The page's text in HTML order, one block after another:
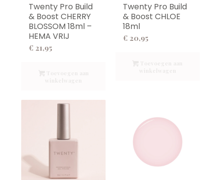
Twenty Pro Build
& Boost CHERRY
BLOSSOM 18ml –
HEMA VRIJ
€ 21,95
Twenty Pro Build
& Boost CHLOE
18ml
€ 20,95